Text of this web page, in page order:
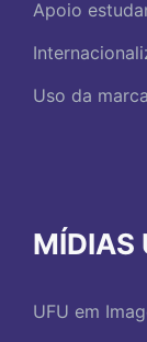
Apoio
Uso da
MÍDIAS
UFU em